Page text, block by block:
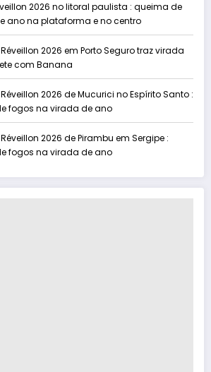
2026 no litoral paulista : queima de
ano na plataforma e no centro
2026 em Porto Seguro traz virada
com Banana
2026 de Mucurici no Espírito Santo :
fogos na virada de ano
2026 de Pirambu em Sergipe :
fogos na virada de ano